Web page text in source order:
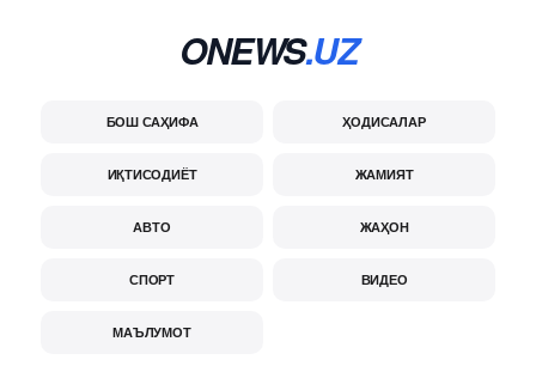
ONEWS.UZ
БОШ САҲИФА ҲОДИСАЛАР
ИҚТИСОДИЁТ ЖАМИЯТ
АВТО ЖАҲОН
СПОРТ ВИДЕО
МАЪЛУМОТ